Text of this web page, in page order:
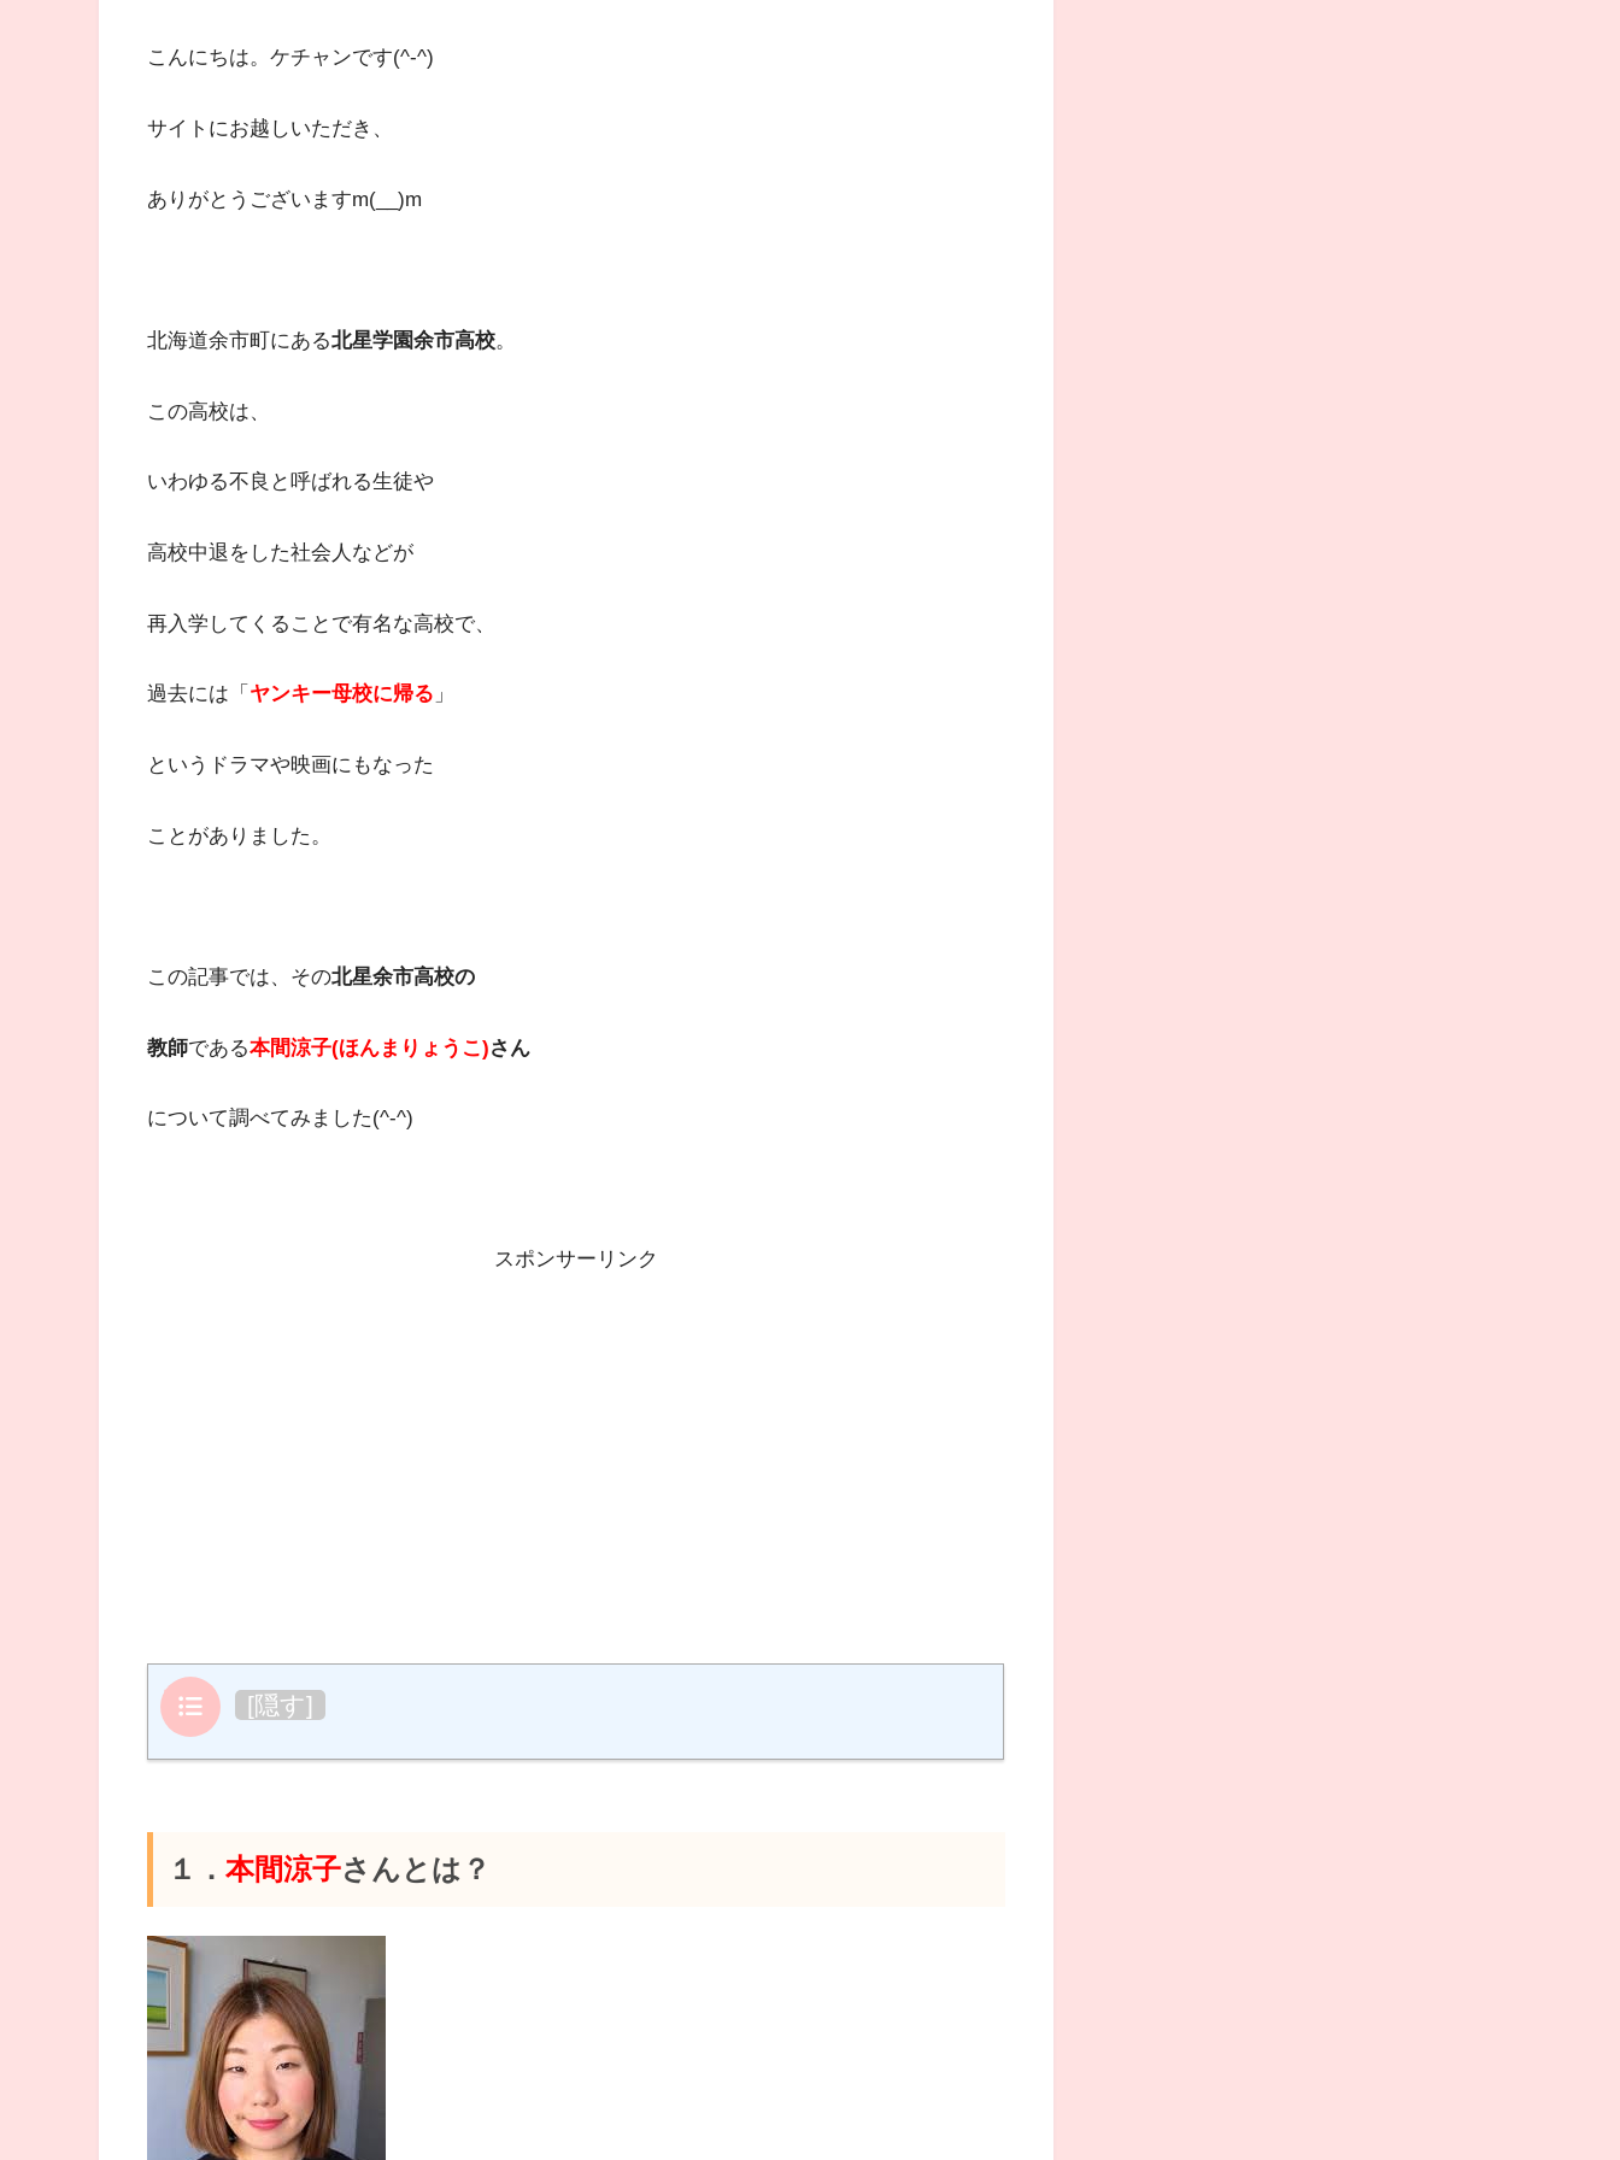
​こんにちは。ケチャンです(^-^)
サイトにお越しいただき、
ありがとうございますm(__)m
北海道余市町にある北星学園余市高校。
この高校は、
いわゆる不良と呼ばれる生徒や
高校中退をした社会人などが
再入学してくることで有名な高校で、
過去には「 ヤンキー母校に帰る 」
というドラマや映画にもなった
ことがありました。
この記事では、その北星余市高校の
教師である本間涼子(ほんまりょうこ)さん
について調べてみました(^-^)
スポンサーリンク
目次 [隠す]
１． 本間涼子さんとは？